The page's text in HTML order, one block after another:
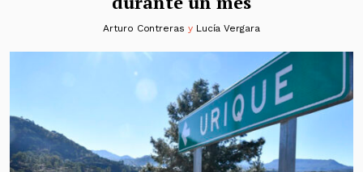
Arturo Contreras y Lucía Vergara